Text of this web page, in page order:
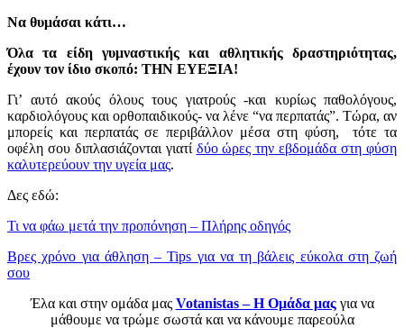
Να θυμάσαι κάτι…
Όλα τα είδη γυμναστικής και αθλητικής δραστηριότητας,
έχουν τον ίδιο σκοπό: ΤΗΝ ΕΥΕΞΙΑ!
Γι’ αυτό ακούς όλους τους γιατρούς -και κυρίως παθολόγους,
καρδιολόγους και ορθοπαιδικούς- να λένε “να περπατάς”. Τώρα, αν
μπορείς και περπατάς σε περιβάλλον μέσα στη φύση, τότε τα
οφέλη σου διπλασιάζονται γιατί δύο ώρες την εβδομάδα στη φύση
καλυτερεύουν την υγεία μας.
Δες εδώ:
Τι να φάω μετά την προπόνηση – Πλήρης οδηγός
Βρες χρόνο για άθληση – Tips για να τη βάλεις εύκολα στη ζωή
σου
Έλα και στην ομάδα μας Votanistas – Η Ομάδα μας για να
μάθουμε να τρώμε σωστά και να κάνουμε παρεούλα